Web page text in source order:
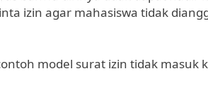
izin agar mahasiswa tidak
model surat izin tidak masuk